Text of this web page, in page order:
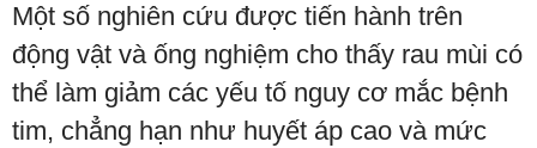
Một số nghiên cứu được tiến hành trên
động vật và ống nghiệm cho thấy rau mùi có
thể làm giảm các yếu tố nguy cơ mắc bệnh
tim, chẳng hạn như huyết áp cao và mức